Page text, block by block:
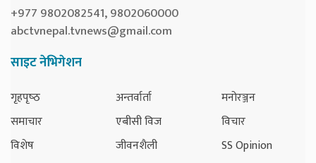
+977 9802082541, 9802060000
abctvnepal.tvnews@gmail.com
साइट नेभिगेशन
गृहपृष्‍ठ
समाचार
विशेष
अन्तर्वार्ता
एबीसी विज
जीवनशैली
मनोरञ्जन
विचार
SS Opinion